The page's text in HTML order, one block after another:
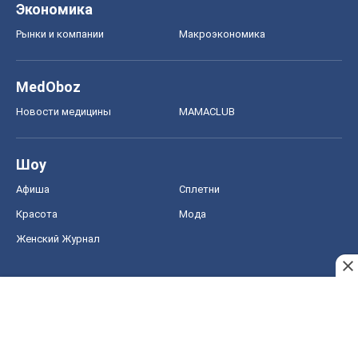
Экономика
Рынки и компании Mакроэкономика
MedOboz
Новости медицины MAMACLUB
Шоу
Афиша Сплетни
Красота Мода
Женский Журнал